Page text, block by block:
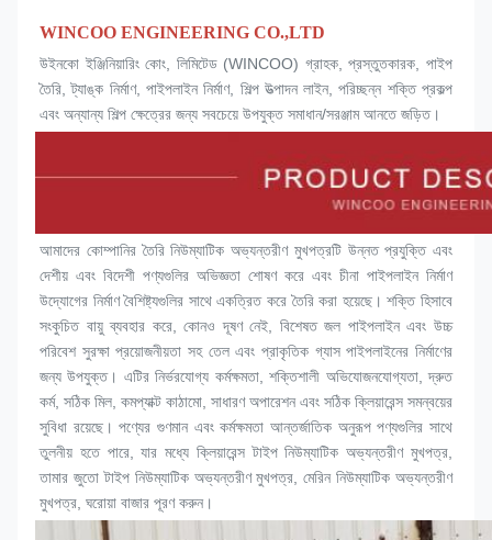
WINCOO ENGINEERING CO.,LTD
উইনকো ইঞ্জিনিয়ারিং কোং, লিমিটেড (WINCOO) গ্রাহক, প্রস্তুতকারক, পাইপ
তৈরি, ট্যাঙ্ক নির্মাণ, পাইপলাইন নির্মাণ, শিল্প উত্পাদন লাইন, পরিচ্ছন্ন শক্তি প্রকল্প
এবং অন্যান্য শিল্প ক্ষেত্রের জন্য সবচেয়ে উপযুক্ত সমাধান/সরঞ্জাম আনতে জড়িত।
আমাদের কোম্পানির তৈরি নিউম্যাটিক অভ্যন্তরীণ মুখপত্রটি উন্নত প্রযুক্তি এবং
দেশীয় এবং বিদেশী পণ্যগুলির অভিজ্ঞতা শোষণ করে এবং চীনা পাইপলাইন নির্মাণ
উদ্যোগের নির্মাণ বৈশিষ্ট্যগুলির সাথে একত্রিত করে তৈরি করা হয়েছে। শক্তি হিসাবে
সংকুচিত বায়ু ব্যবহার করে, কোনও দূষণ নেই, বিশেষত জল পাইপলাইন এবং উচ্চ
পরিবেশ সুরক্ষা প্রয়োজনীয়তা সহ তেল এবং প্রাকৃতিক গ্যাস পাইপলাইনের নির্মাণের
জন্য উপযুক্ত। এটির নির্ভরযোগ্য কর্মক্ষমতা, শক্তিশালী অভিযোজনযোগ্যতা, দ্রুত
কর্ম, সঠিক মিল, কমপ্যাক্ট কাঠামো, সাধারণ অপারেশন এবং সঠিক ক্লিয়ারেন্স সমন্বয়ের
সুবিধা রয়েছে। পণ্যের গুণমান এবং কর্মক্ষমতা আন্তর্জাতিক অনুরূপ পণ্যগুলির সাথে
তুলনীয় হতে পারে, যার মধ্যে ক্লিয়ারেন্স টাইপ নিউম্যাটিক অভ্যন্তরীণ মুখপত্র
তামার জুতো টাইপ নিউম্যাটিক অভ্যন্তরীণ মুখপত্র
, মেরিন নিউম্যাটিক অভ্যন্তরীণ
মুখপত্র , ঘরোয়া বাজার পূরণ করুন।